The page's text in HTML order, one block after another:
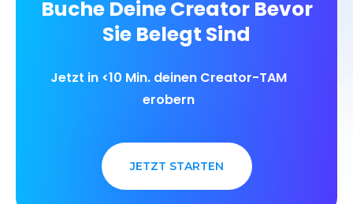
Buche Deine Creator Bevor
Sie Belegt Sind
Jetzt in <10 Min. deinen Creator-TAM
erobern
JETZT STARTEN